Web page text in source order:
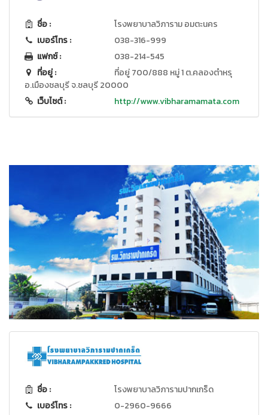
ชื่อ :
โรงพยาบาลวิภาราม อมตะนคร
เบอร์โทร :
038-316-999
แฟกซ์ :
038-214-545
ที่อยู่ :
ที่อยู่ 700/888 หมู่ 1 ต.คลองตำหรุ
อ.เมืองชลบุรี จ.ชลบุรี 20000
เว็บไซต์ :
http://www.vibharamamata.com
ชื่อ :
โรงพยาบาลวิภารามปากเกร็ด
เบอร์โทร :
0-2960-9666